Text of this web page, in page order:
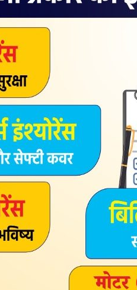
के पांच विशेषज्ञों की मदद ली
रहा है। दरअसल, इस सॉफ्टवेयर की
सकता है।
रुपये में व्हाट्सएप पर बेचा जा रहा
से छेड़छाड़ हो सकती है और नया
देश
में भारत दुनिया में सातवें स्थान
का फाइनेंस सेक्टर हुआ है। एक रिपोर्ट
स्थान पर रखा गया है। हैकर्स की
को निशाना बनाया है। हैकर्स ने इसके
वित्तीय फायदे का रहा है। पिछले
इस्तेमाल किया है। अकामाई
ऑफ सर्विस (DDoS) हमले BFSI सेक्टर
देखे गए थे जबकि इस बार हमले की
की पिछली तिमाही की तुलना में